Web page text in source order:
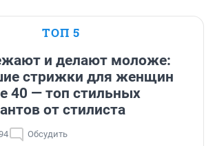
ТОП 5
и делают моложе:
стрижки для женщин
40 — топ стильных
от стилиста
Обсудить